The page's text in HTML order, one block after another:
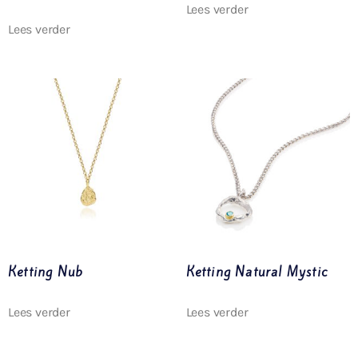
Lees verder
Lees verder
Ketting Nub
Lees verder
Ketting Natural Mystic
Lees verder